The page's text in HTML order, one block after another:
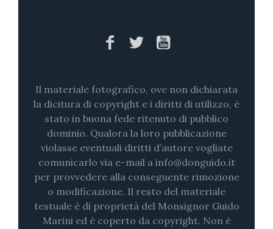
Il materiale fotografico, ove non dichiarata
la dicitura di copyright e i diritti di utilizzo, è
stato in buona fede ritenuto di pubblico
dominio. Qualora la loro pubblicazione
violasse eventuali diritti d’autore vogliate
comunicarlo via e-mail a info@donguido.it
per provvedere alla conseguente rimozione
o modificazione. Il resto del materiale
testuale è di proprietà del Monsignor Guido
Marini ed è coperto da copyright. Non è